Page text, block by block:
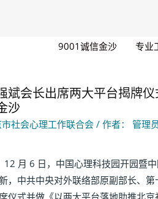
9001诚信金沙 专业
斌会长出席两大平台揭牌
沙
社会心理工作联合会 / 作者： 管理
月 6 日，中国心理科技园开园暨中
，中共中央对外联络部原副部长、